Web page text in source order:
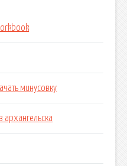
минусовку
архангельска